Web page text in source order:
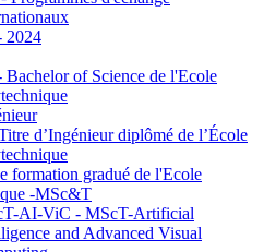
2024
Bachelor of Science de l'Ecole
d’Ingénieur diplômé de l’École
formation gradué de l'Ecole
-MSc&T
AI-ViC - MScT-Artificial
and Advanced Visual